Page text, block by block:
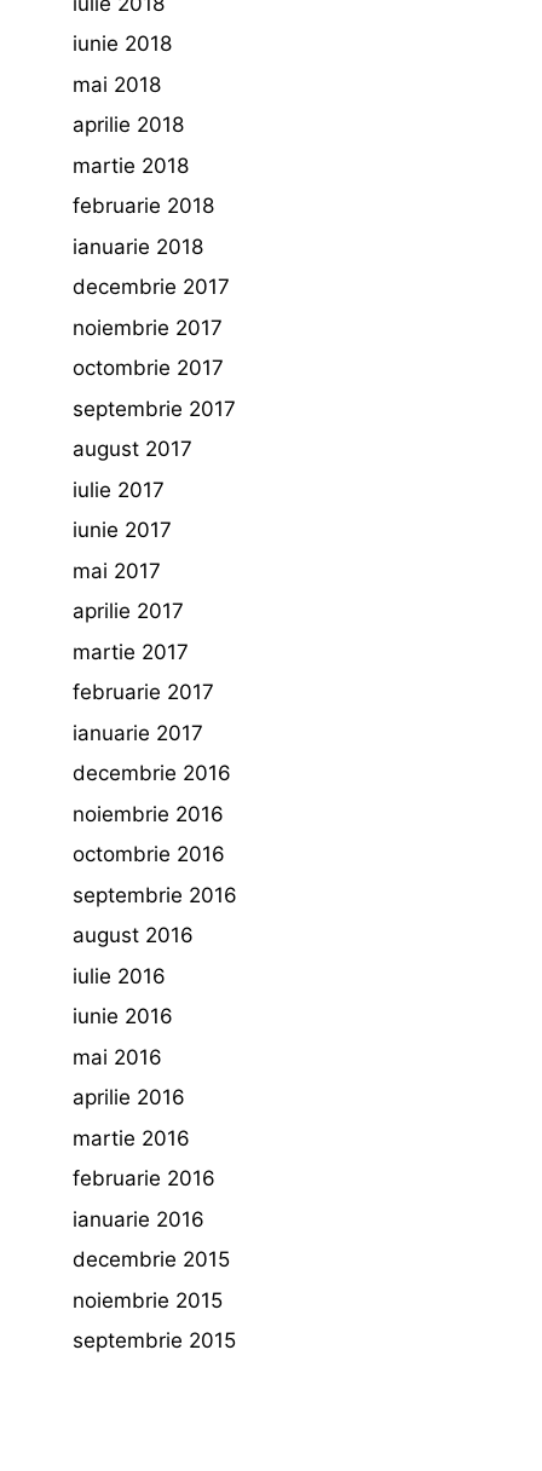
iunie 2018
mai 2018
aprilie 2018
martie 2018
februarie 2018
ianuarie 2018
decembrie 2017
noiembrie 2017
octombrie 2017
septembrie 2017
august 2017
iulie 2017
iunie 2017
mai 2017
aprilie 2017
martie 2017
februarie 2017
ianuarie 2017
decembrie 2016
noiembrie 2016
octombrie 2016
septembrie 2016
august 2016
iulie 2016
iunie 2016
mai 2016
aprilie 2016
martie 2016
februarie 2016
ianuarie 2016
decembrie 2015
noiembrie 2015
septembrie 2015